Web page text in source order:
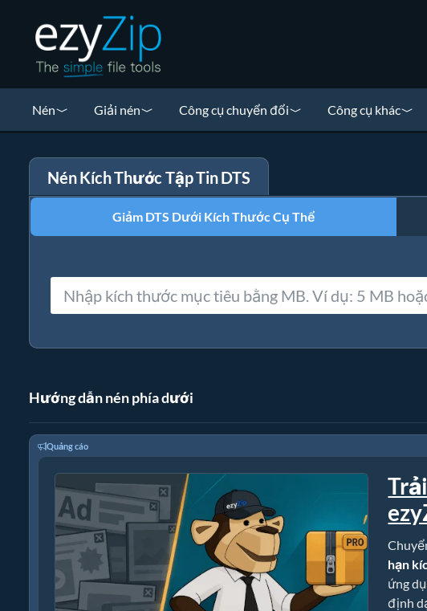
Nén Giải nén Công cụ chuyển đổi Công cụ khác
Nén Kích Thước Tập Tin DTS
Giảm DTS Dưới Kích Thước Cụ Thể
Hướng dẫn nén phía dưới
Quảng cáo
hạn
ứng
định